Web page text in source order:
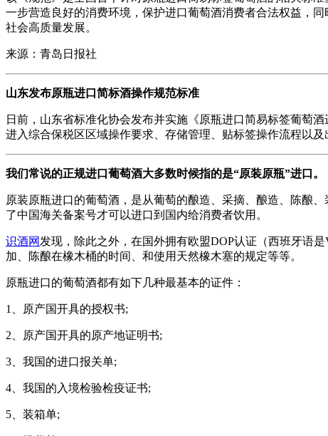
一步营造良好的消费环境，保护进口葡萄酒消费者合法权益，
社会高质量发展。
来源：青岛日报社
山东发布原瓶进口简标酒操作规范标准
日前，山东省标准化协会发布并实施《原瓶进口简易标签葡萄
进入综合保税区区域操作要求、存储管理、贴标签操作流程以及
我们常说的正规进口葡萄酒大多数时候指的是“原装原瓶”进口。
原装原瓶进口的葡萄酒，是从葡萄的酿造、采摘、酿造、陈酿
了中国海关备案号才可以进口到国内给消费者饮用。
识酒网 发现，除此之外，在国外拥有欧盟DOP认证（西班牙语
加、陈酿在橡木桶的时间、和使用天然橡木塞的规定等等。
原瓶进口的葡萄酒都有如下几种最基本的证件：
1、原产国开具的授权书;
2、原产国开具的原产地证明书;
3、我国的进口报关单;
4、我国的入境检验检疫证书;
5、装箱单;